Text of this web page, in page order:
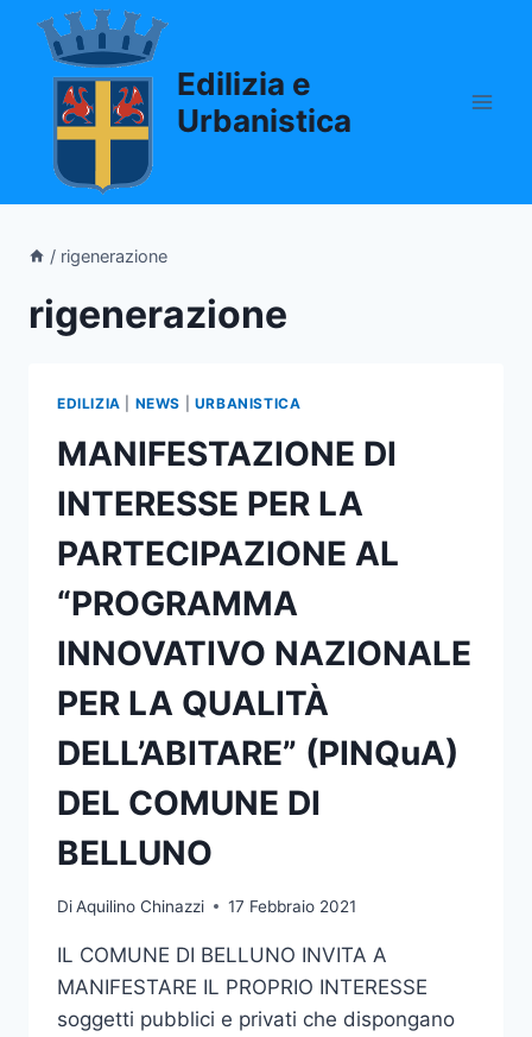
Salta
contenuto
Edilizia e
Urbanistica
/ rigenerazione
rigenerazione
EDILIZIA NEWS URBANISTICA
MANIFESTAZIONE DI
INTERESSE PER LA
PARTECIPAZIONE AL
“PROGRAMMA
INNOVATIVO NAZIONALE
PER LA QUALITÀ
DELL’ABITARE” (PINQuA)
DEL COMUNE DI
BELLUNO
DiAquilino Chinazzi 17 Febbraio 2021
IL COMUNE DI BELLUNO INVITA A
MANIFESTARE IL PROPRIO INTERESSE
soggetti pubblici e privati che dispongano